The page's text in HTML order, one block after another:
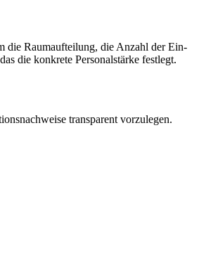
die Raumaufteilung, die Anzahl der Ein-
die konkrete Personalstärke festlegt.
transparent vorzulegen.